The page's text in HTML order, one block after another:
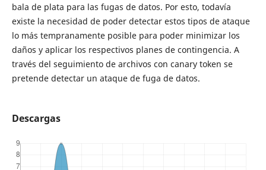
bala de plata para las fugas de datos. Por esto, todavía
existe la necesidad de poder detectar estos tipos de ataque
lo más tempranamente posible para poder minimizar los
daños y aplicar los respectivos planes de contingencia. A
través del seguimiento de archivos con canary token se
pretende detectar un ataque de fuga de datos.
Descargas